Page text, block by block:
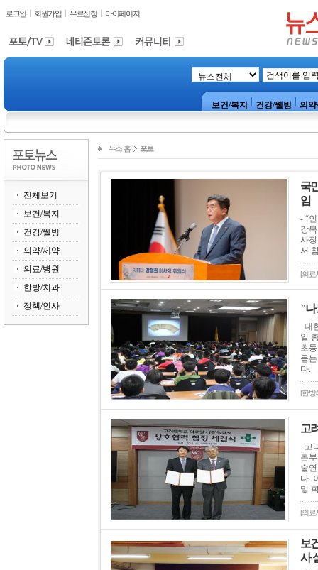
로그인 회원가입 유료신청 마이페이지
보건/복지 건강/웰빙 의
전체보기
보건/복지
건강/웰빙
의약/제약
의료/병원
한방/치과
정책/인사
뉴스 홈 포토
국
임
- “
강
사
서
[의료
"나
대
일
초
듣
다.
[한방
고
고
본
술
다.
및
[의료
보
사